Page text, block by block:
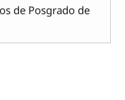
de Posgrado de